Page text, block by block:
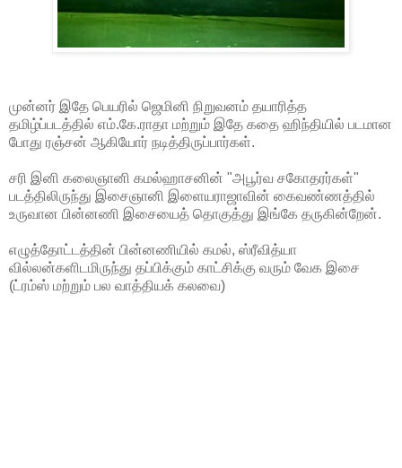
முன்னர் இதே பெயரில் ஜெமினி நிறுவனம் தயாரித்த
தமிழ்ப்படத்தில் எம்.கே.ராதா மற்றும் இதே கதை ஹிந்தியில் படமான
போது ரஞ்சன் ஆகியோர் நடித்திருப்பார்கள்.
சரி இனி கலைஞானி கமல்ஹாசனின் "அபூர்வ சகோதரர்கள்"
படத்திலிருந்து இசைஞானி இளையராஜாவின் கைவண்ணத்தில்
உருவான பின்னணி இசையைத் தொகுத்து இங்கே தருகின்றேன்.
எழுத்தோட்டத்தின் பின்னணியில் கமல், ஸ்ரீவித்யா
வில்லன்களிடமிருந்து தப்பிக்கும் காட்சிக்கு வரும் வேக இசை
(ட்ரம்ஸ் மற்றும் பல வாத்தியக் கலவை)